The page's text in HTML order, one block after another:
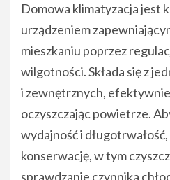
Domowa klimatyzacja jest
urządzeniem
mieszkaniu poprzez
wilgotności. Składa się z
i zewnętrznych, efektywnie
oczyszczając powietrze.
wydajność i
konserwację, w tym
sprawdzanie czynnika